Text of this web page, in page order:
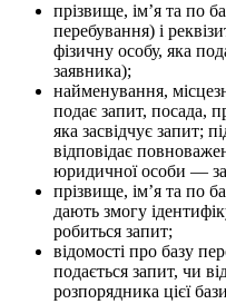
прізвище, ім’я та по
перебування) і
фізичну особу, яка
заявника);
найменування,
подає запит, посада,
яка засвідчує запит;
відповідає
юридичної особи —
прізвище, ім’я та по
дають змогу
робиться запит;
відомості про базу
подається запит, чи
розпорядника цієї